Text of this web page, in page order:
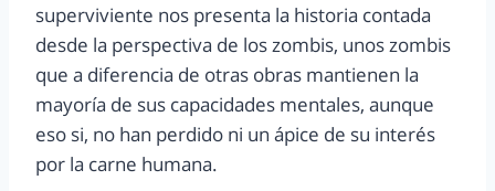
superviviente nos presenta la historia contada
desde la perspectiva de los zombis, unos zombis
que a diferencia de otras obras mantienen la
mayoría de sus capacidades mentales, aunque
eso si, no han perdido ni un ápice de su interés
por la carne humana.